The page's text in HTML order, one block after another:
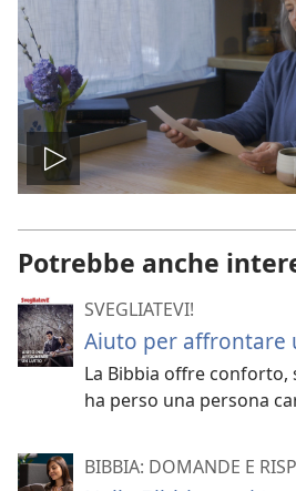
Play
Potrebbe anche
SVEGLIATEVI!
Aiuto per affrontare
La Bibbia offre conforto,
ha perso una persona
BIBBIA: DOMANDE E